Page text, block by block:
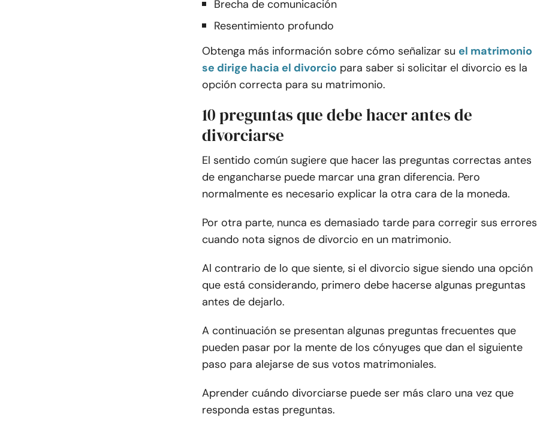
Brecha de comunicación
Resentimiento profundo
Obtenga más información sobre cómo señalizar su el matrimonio
se dirige hacia el divorcio para saber si solicitar el divorcio es la
opción correcta para su matrimonio.
10 preguntas que debe hacer antes de
divorciarse
El sentido común sugiere que hacer las preguntas correctas antes
de engancharse puede marcar una gran diferencia. Pero
normalmente es necesario explicar la otra cara de la moneda.
Por otra parte, nunca es demasiado tarde para corregir sus errores
cuando nota signos de divorcio en un matrimonio.
Al contrario de lo que siente, si el divorcio sigue siendo una opción
que está considerando, primero debe hacerse algunas preguntas
antes de dejarlo.
A continuación se presentan algunas preguntas frecuentes que
pueden pasar por la mente de los cónyuges que dan el siguiente
paso para alejarse de sus votos matrimoniales.
Aprender cuándo divorciarse puede ser más claro una vez que
responda estas preguntas.